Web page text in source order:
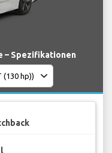
– Spezifikationen